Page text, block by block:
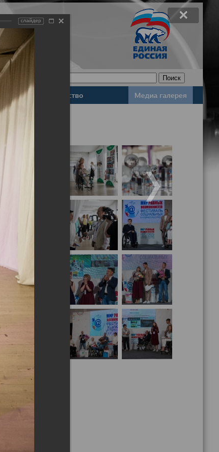
Законодательство Медиа галерея
слайдер